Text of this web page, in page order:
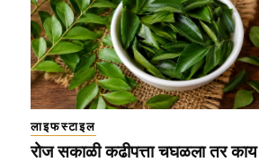
लाइफस्टाइल
रोज सकाळी कढीपत्ता चघळला तर काय